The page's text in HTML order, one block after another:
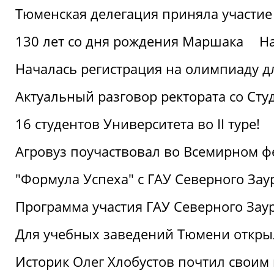
Тюменская делегация приняла
130 лет со дня рождения Маршака
Началась регистрация на олимпиаду
Актуальный разговор ректората со
16 студентов Университета во II туре!
Агровуз поучаствовал во Всемирном
"Формула Успеха" с ГАУ Северного
Программа участия ГАУ Северного
Для учебных заведений Тюмени
Историк Олег Хлобустов почтил